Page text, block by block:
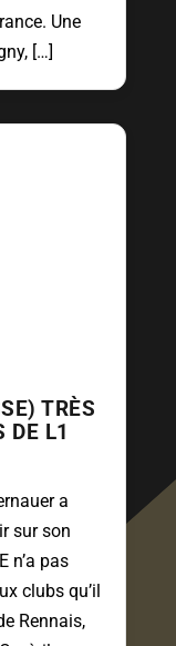
Une
[…]
TRÈS
DE L1
a
sur son
n’a pas
clubs qu’il
Rennais,